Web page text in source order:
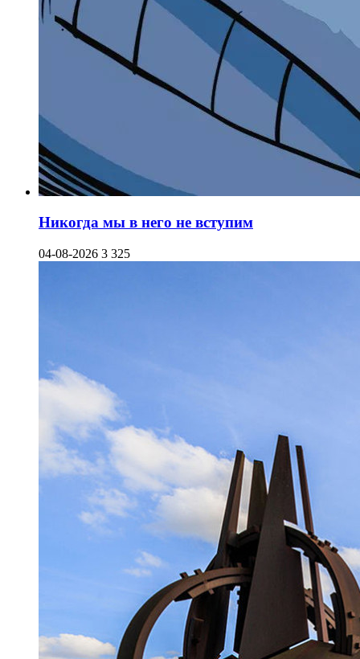
Никогда мы в него не вступим
04-08-2026 3 325